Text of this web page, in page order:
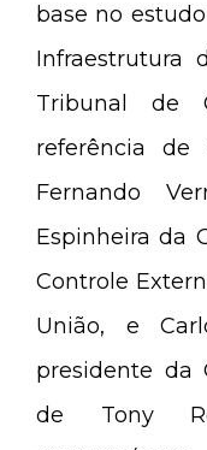
base no
Infraestrutura
Tribunal de
referência de
Fernando
Espinheira da
Controle
União, e
presidente da
de Tony